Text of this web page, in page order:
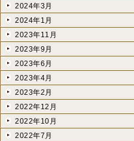
2024年3月
2024年1月
2023年11月
2023年9月
2023年6月
2023年4月
2023年2月
2022年12月
2022年10月
2022年7月